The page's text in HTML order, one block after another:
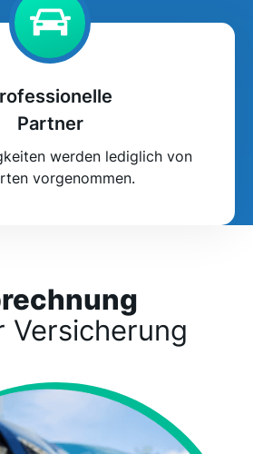
Partner
werden lediglich von
vorgenommen.
Versicherung